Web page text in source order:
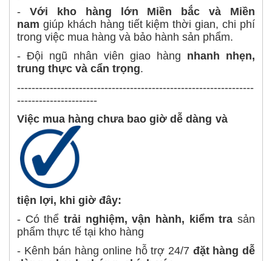
- Với kho hàng lớn Miền bắc và Miền
nam giúp khách hàng tiết kiệm thời gian, chi phí
trong việc mua hàng và bảo hành sản phẩm.
- Đội ngũ nhân viên giao hàng nhanh nhẹn,
trung thực và cẩn trọng.
-----------------------------------------------------------------
----------------------
Việc mua hàng chưa bao giờ dễ dàng và
tiện lợi, khi giờ đây:
- Có thể trải nghiệm, vận hành, kiểm tra sản
phẩm thực tế tại kho hàng
- Kênh bán hàng online hỗ trợ 24/7 đặt hàng dễ